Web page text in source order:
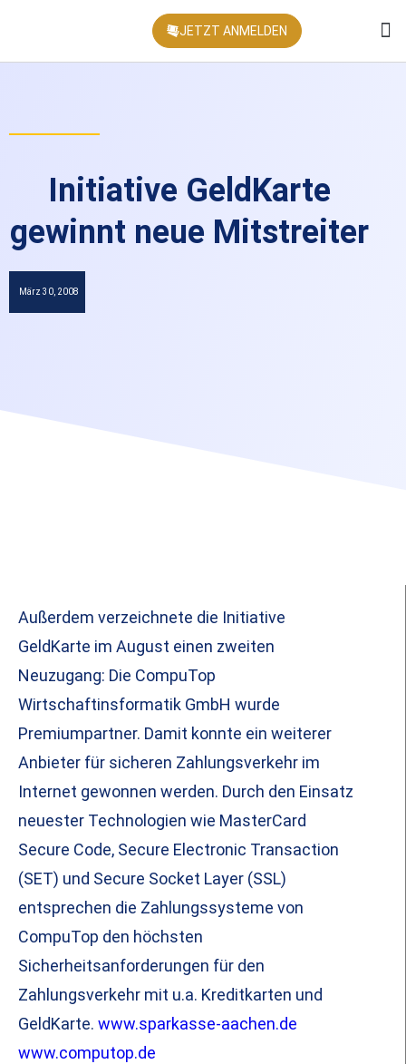
JETZT ANMELDEN
Initiative GeldKarte
gewinnt neue Mitstreiter
März 30, 2008
Außerdem verzeichnete die Initiative
GeldKarte im August einen zweiten
Neuzugang: Die CompuTop
Wirtschaftinsformatik GmbH wurde
Premiumpartner. Damit konnte ein weiterer
Anbieter für sicheren Zahlungsverkehr im
Internet gewonnen werden. Durch den Einsatz
neuester Technologien wie MasterCard
Secure Code, Secure Electronic Transaction
(SET) und Secure Socket Layer (SSL)
entsprechen die Zahlungssysteme von
CompuTop den höchsten
Sicherheitsanforderungen für den
Zahlungsverkehr mit u.a. Kreditkarten und
GeldKarte. www.sparkasse-aachen.de
www.computop.de